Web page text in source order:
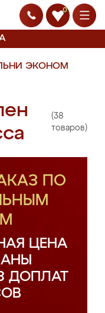
0
ЭКОНОМ
(38
товаров)
ПО
ЦЕНА
ДОПЛАТ